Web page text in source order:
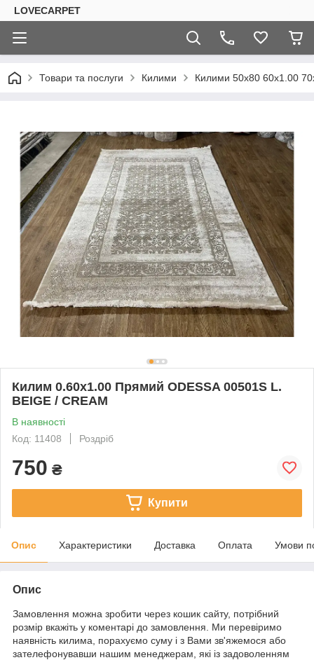
LOVECARPET
Товари та послуги Килими Килими 50х80 60х1.00
Килим 0.60х1.00 Прямий ODESSA 00501S L.
BEIGE / CREAM
В наявності
Код: 11408
Роздріб
750 ₴
Купити
Опис Характеристики Доставка Оплата Умови
Опис
Замовлення можна зробити через кошик сайту, потрібний
розмір вкажіть у коментарі до замовлення. Ми перевіримо
наявність килима, порахуємо суму і з Вами зв'яжемося або
зателефонувавши нашим менеджерам, які із задоволенням